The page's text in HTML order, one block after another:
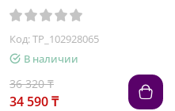
Код: TP_102928065
В наличии
36 320 ₸
34 590 ₸